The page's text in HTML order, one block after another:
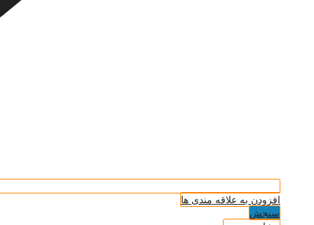
افزودن به علاقه مندی ها
سنجش